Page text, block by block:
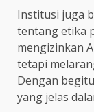
Institusi juga
tentang etika
mengizinkan
tetapi
Dengan
yang jelas